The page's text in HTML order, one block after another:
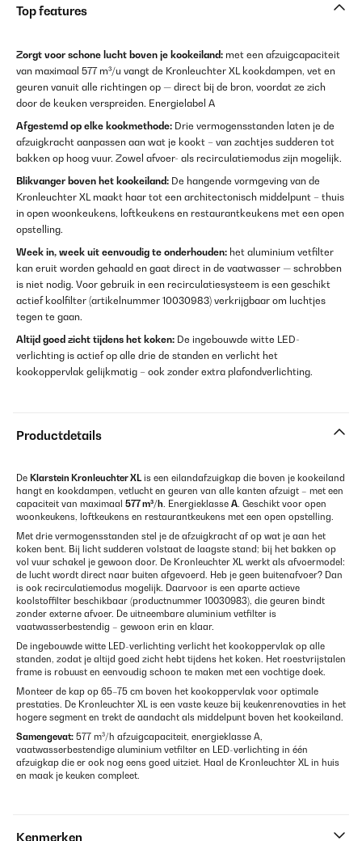
Top features
Zorgt voor schone lucht boven je kookeiland: met een afzuigcapaciteit
van maximaal 577 m³/u vangt de Kronleuchter XL kookdampen, vet en
geuren vanuit alle richtingen op — direct bij de bron, voordat ze zich
door de keuken verspreiden. Energielabel A
Afgestemd op elke kookmethode: Drie vermogensstanden laten je de
afzuigkracht aanpassen aan wat je kookt – van zachtjes sudderen tot
bakken op hoog vuur. Zowel afvoer- als recirculatiemodus zijn mogelijk.
Blikvanger boven het kookeiland: De hangende vormgeving van de
Kronleuchter XL maakt haar tot een architectonisch middelpunt – thuis
in open woonkeukens, loftkeukens en restaurantkeukens met een open
opstelling.
Week in, week uit eenvoudig te onderhouden: het aluminium vetfilter
kan eruit worden gehaald en gaat direct in de vaatwasser — schrobben
is niet nodig. Voor gebruik in een recirculatiesysteem is een geschikt
actief koolfilter (artikelnummer 10030983) verkrijgbaar om luchtjes
tegen te gaan.
Altijd goed zicht tijdens het koken: De ingebouwde witte LED-
verlichting is actief op alle drie de standen en verlicht het
kookoppervlak gelijkmatig – ook zonder extra plafondverlichting.
Productdetails
De Klarstein Kronleuchter XL is een eilandafzuigkap die boven je kookeiland
hangt en kookdampen, vetlucht en geuren van alle kanten afzuigt – met een
capaciteit van maximaal 577 m³/h. Energieklasse A. Geschikt voor open
woonkeukens, loftkeukens en restaurantkeukens met een open opstelling.
Met drie vermogensstanden stel je de afzuigkracht af op wat je aan het
koken bent. Bij licht sudderen volstaat de laagste stand; bij het bakken op
vol vuur schakel je gewoon door. De Kronleuchter XL werkt als afvoermodel:
de lucht wordt direct naar buiten afgevoerd. Heb je geen buitenafvoer? Dan
is ook recirculatiemodus mogelijk. Daarvoor is een aparte actieve
koolstoffilter beschikbaar (productnummer 10030983), die geuren bindt
zonder externe afvoer. De uitneembare aluminium vetfilter is
vaatwasserbestendig – gewoon erin en klaar.
De ingebouwde witte LED-verlichting verlicht het kookoppervlak op alle
standen, zodat je altijd goed zicht hebt tijdens het koken. Het roestvrijstalen
frame is robuust en eenvoudig schoon te maken met een vochtige doek.
Monteer de kap op 65–75 cm boven het kookoppervlak voor optimale
prestaties. De Kronleuchter XL is een vaste keuze bij keukenrenovaties in het
hogere segment en trekt de aandacht als middelpunt boven het kookeiland.
Samengevat: 577 m³/h afzuigcapaciteit, energieklasse A,
vaatwasserbestendige aluminium vetfilter en LED-verlichting in één
afzuigkap die er ook nog eens goed uitziet. Haal de Kronleuchter XL in huis
en maak je keuken compleet.
Kenmerken